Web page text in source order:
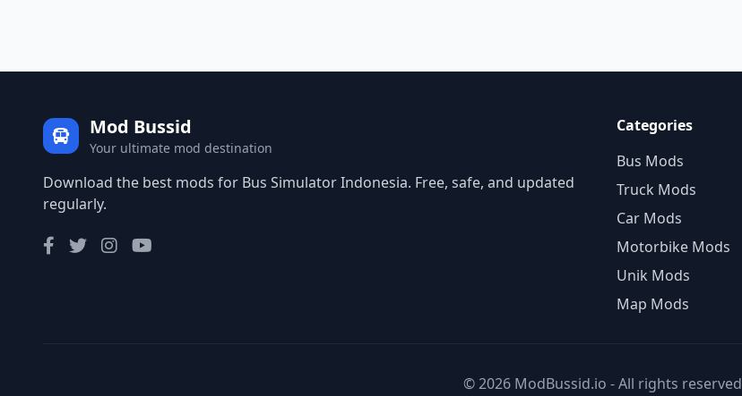
Mod Bussid
Your ultimate mod destination
Download the best mods for Bus Simulator Indonesia. Free, safe, and updated
regularly.
Categories
Bus Mods
Truck Mods
Car Mods
Motorbike Mods
Unik Mods
Map Mods
© 2026 ModBussid.io - All rights reserved